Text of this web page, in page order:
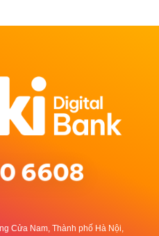
Cửa Nam, Thành phố Hà Nội,